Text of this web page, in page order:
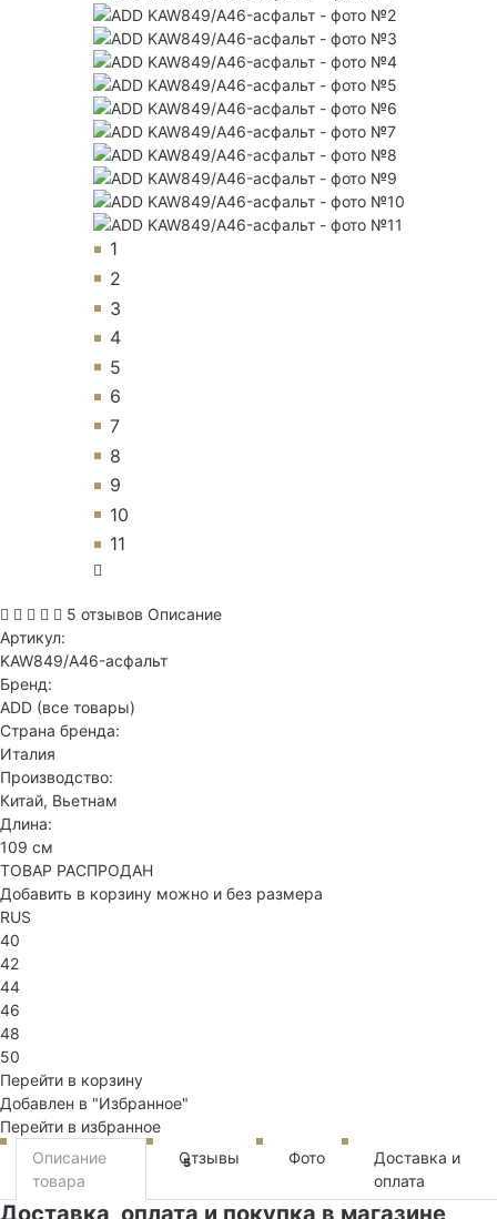
1
2
3
4
5
6
7
8
9
10
11
5 отзывов Описание
Артикул:
KAW849/A46-асфальт
Бренд:
ADD (все товары)
Страна бренда:
Италия
Производство:
Китай, Вьетнам
Длина:
109 см
ТОВАР РАСПРОДАН
Добавить в корзину можно и без размера
RUS
40
42
44
46
48
50
Перейти в корзину
Добавлен в "Избранное"
Перейти в избранное
Описание
товара
Отзывы
5 Фото
Доставка и
оплата